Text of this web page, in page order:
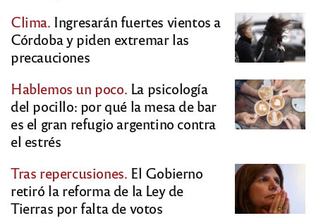
Clima. Ingresarán fuertes vientos a
Córdoba y piden extremar las
precauciones
Hablemos un poco. La psicología
del pocillo: por qué la mesa de bar
es el gran refugio argentino contra
el estrés
Tras repercusiones. El Gobierno
retiró la reforma de la Ley de
Tierras por falta de votos